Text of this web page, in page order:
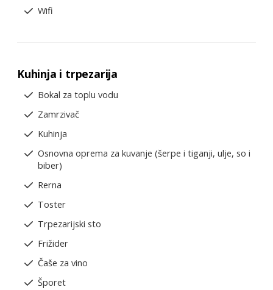
Wifi
Kuhinja i trpezarija
Bokal za toplu vodu
Zamrzivač
Kuhinja
Osnovna oprema za kuvanje (šerpe i tiganji, ulje, so i
biber)
Rerna
Toster
Trpezarijski sto
Frižider
Čaše za vino
Šporet